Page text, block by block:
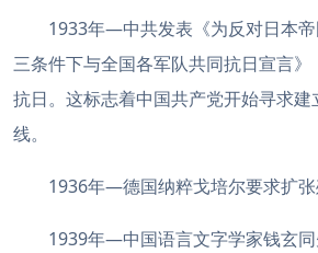
1933年—中共发表《为反对日本
三条件下与全国各军队共同抗日宣言
抗日。这标志着中国共产党开始寻求
线。
1936年—德国纳粹戈培尔要求扩张
1939年—中国语言文字学家钱玄